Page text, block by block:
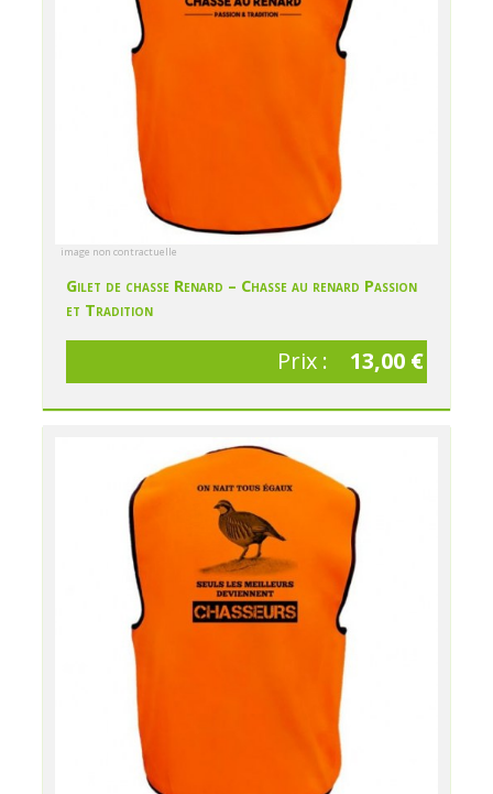
image non contractuelle
Gilet de chasse Renard – Chasse au renard Passion
et Tradition
Prix : 13,00 €